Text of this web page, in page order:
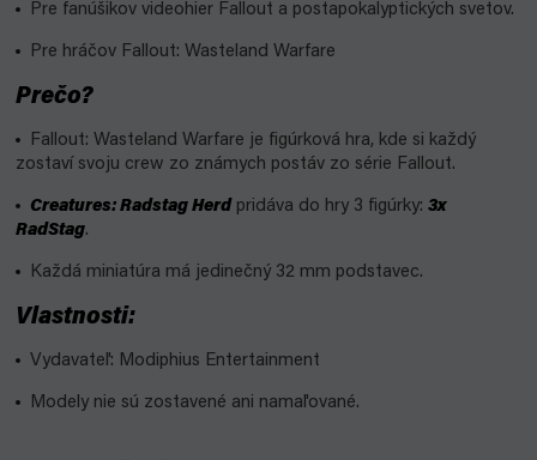
Pre fanúšikov videohier Fallout a postapokalyptických svetov.
Pre hráčov Fallout: Wasteland Warfare
Prečo?
Fallout: Wasteland Warfare je figúrková hra, kde si každý
zostaví svoju crew zo známych postáv zo série Fallout.
Creatures: Radstag Herd pridáva do hry 3 figúrky: 3x
RadStag.
Každá miniatúra má jedinečný 32 mm podstavec.
Vlastnosti:
Vydavateľ: Modiphius Entertainment
Modely nie sú zostavené ani namaľované.